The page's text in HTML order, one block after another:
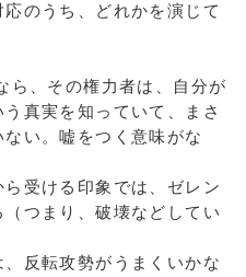
のうち、どれかを演じて
、その権力者は、自分が
真実を知っていて、まさ
い。嘘をつく意味がな
受ける印象では、ゼレン
つまり、破壊などしてい
反転攻勢がうまくいかな